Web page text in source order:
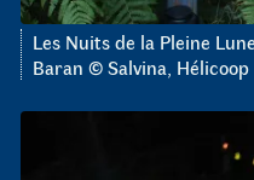
Les Nuits de la Pleine
Baran © Salvina, Hélicoop